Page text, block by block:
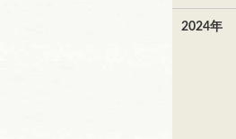
2024年